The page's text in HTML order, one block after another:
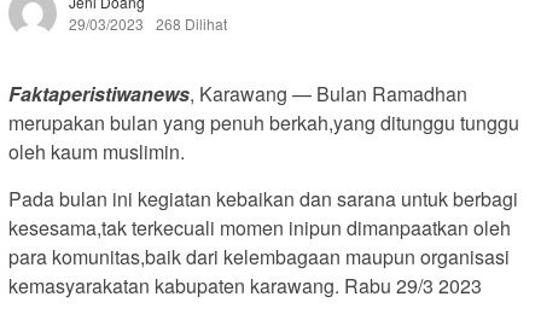
29/03/2023
268 Dilihat
Faktaperistiwanews, Karawang — Bulan Ramadhan
merupakan bulan yang penuh berkah,yang ditunggu tunggu
oleh kaum muslimin.
Pada bulan ini kegiatan kebaikan dan sarana untuk berbagi
kesesama,tak terkecuali momen inipun dimanpaatkan oleh
para komunitas,baik dari kelembagaan maupun organisasi
kemasyarakatan kabupaten karawang. Rabu 29/3 2023